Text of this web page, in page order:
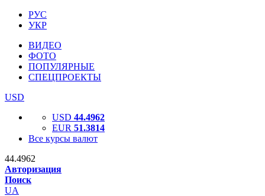
РУС
УКР
ВИДЕО
ФОТО
ПОПУЛЯРНЫЕ
СПЕЦПРОЕКТЫ
USD
USD 44.4962
EUR 51.3814
Все курсы валют
44.4962
Авторизация
Поиск
UA